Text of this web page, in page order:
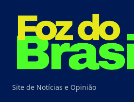
Site de Notícias e Opinião